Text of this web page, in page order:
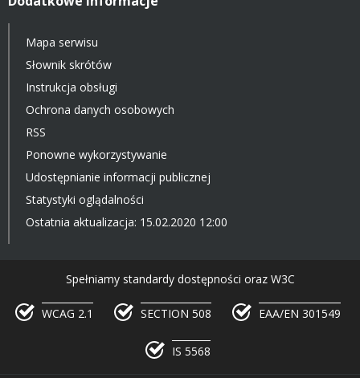
Mapa serwisu
Słownik skrótów
Instrukcja obsługi
Ochrona danych osobowych
RSS
Ponowne wykorzystywanie
Udostępnianie informacji publicznej
Statystyki oglądalności
Ostatnia aktualizacja: 15.02.2020 12:00
Spełniamy standardy dostępności oraz W3C
WCAG 2.1 SECTION 508 EAA/EN 301549
IS 5568